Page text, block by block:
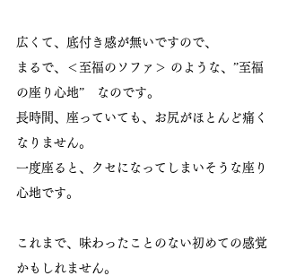
広くて、底付き感が無いですので、
まるで、＜至福のソファ＞ のような、”至福
の座り心地”　なのです。
長時間、座っていても、お尻がほとんど痛く
なりません。
一度座ると、クセになってしまいそうな座り
心地です。
これまで、味わったことのない初めての感覚
かもしれません。